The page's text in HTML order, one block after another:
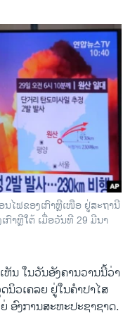
ໄຟຂອງເກົາຫຼີເໜືອ ຢູ່ສະຖານີ
ກົາຫຼີໃຕ້ ເມື່ອວັນທີ 29 ມີນາ
ນ ໃນວັນອັງຄານວານນີ້ວ່າ
ນິວເຄລຍ ຢູ່ໃນຄຳປາໄສ
ອົງການສະຫະປະຊາຊາດ.